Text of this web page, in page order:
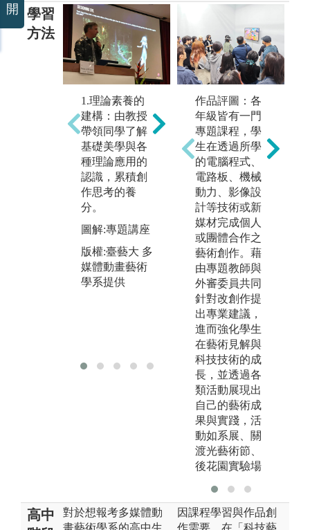
學習
方法
1.理論素養的
建構：由教授
帶領同學了解
基礎美學與各
種理論應用的
認識，累積創
作思考的養
分。
圖解:專題講座
版權:臺藝大 多
媒體動畫藝術
學系提供
2.專業實務的
實踐：透過專
業課程的操作
訓練，累積工
具使用經驗與
產業接軌的能
力。
圖解:實驗動畫
創作
版權:臺藝大 多
媒體動畫藝術
學系提供
作品評圖：各
年級皆有一門
專題課程，學
生在透過所學
的電腦程式、
電路板、機械
動力、影像設
計等技術或新
媒材完成個人
或團體合作之
藝術創作。藉
由專題教師與
外審委員共同
針對改創作提
出專業建議，
進而強化學生
在藝術見解與
科技技術的成
長，並透過各
類活動展現出
自己的藝術成
果與實踐，活
動如系展、關
渡光藝術節、
後花園實驗場
高中
對於想報考多媒體動
畫藝術學系的高中生
因課程學習與作品創
作需要，在「科技藝
開